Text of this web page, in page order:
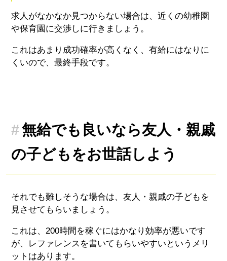
求人がなかなか見つからない場合は、近くの幼稚園
や保育園に交渉しに行きましょう。
これはあまり成功確率が高くなく、有給にはなりに
くいので、最終手段です。
無給でも良いなら友人・親戚
の子どもをお世話しよう
それでも難しそうな場合は、友人・親戚の子どもを
見させてもらいましょう。
これは、200時間を稼ぐにはかなり効率が悪いです
が、レファレンスを書いてもらいやすいというメリ
ットはあります。